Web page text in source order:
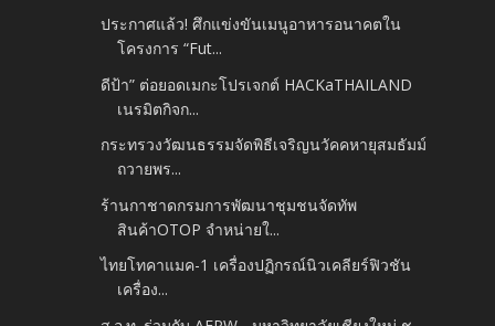
ประกาศแล้ว! ศึกแข่งขันเมนูอาหารอนาคตใน
โครงการ “Fut...
ดีป้า” ต่อยอดเมกะโปรเจกต์ HACKaTHAILAND
เนรมิตกิจก...
กระทรวงวัฒนธรรมจัดพิธีเจริญนวัคคหายุสมธัมม์
ถวายพร...
ร้านกาชาดกรมการพัฒนาชุมชนจัดทัพ
สินค้าOTOP จำหน่ายใ...
ไทยโทคาแมค-1 เครื่องปฏิกรณ์นิวเคลียร์ฟิวชัน
เครื่อง...